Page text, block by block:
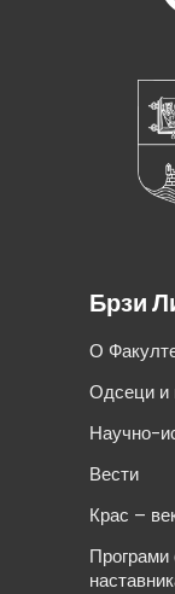
Брзи
О
Одсеци и
Научно-
Вести
Крас –
Програми